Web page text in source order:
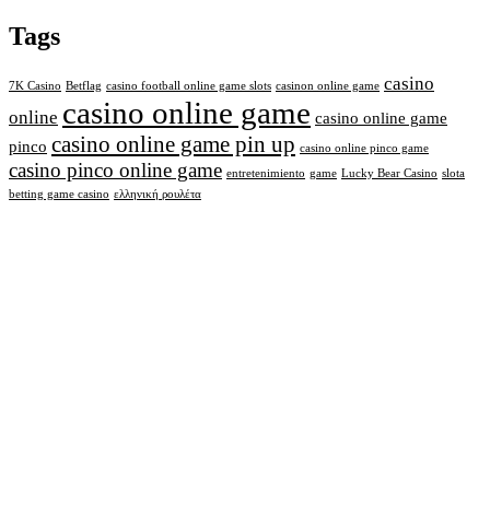
Tags
7K Casino Betflag casino football online game slots casinon online game casino
online casino online game casino online game
pinco casino online game pin up casino online pinco game
casino pinco online game entretenimiento game Lucky Bear Casino slota
betting game casino ελληνική ρουλέτα